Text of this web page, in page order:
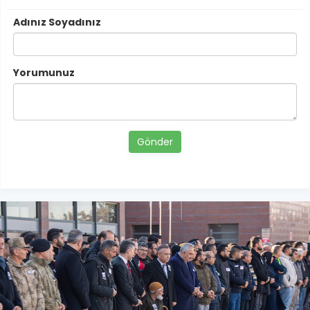
Adınız Soyadınız
Yorumunuz
Gönder